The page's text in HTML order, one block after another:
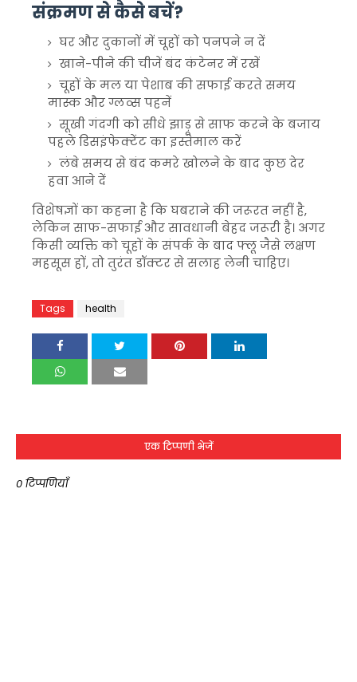
संक्रमण से कैसे बचें?
घर और दुकानों में चूहों को पनपने न दें
खाने-पीने की चीजें बंद कंटेनर में रखें
चूहों के मल या पेशाब की सफाई करते समय
मास्क और ग्लव्स पहनें
सूखी गंदगी को सीधे झाड़ू से साफ करने के बजाय
पहले डिसइंफेक्टेंट का इस्तेमाल करें
लंबे समय से बंद कमरे खोलने के बाद कुछ देर
हवा आने दें
विशेषज्ञों का कहना है कि घबराने की जरूरत नहीं है,
लेकिन साफ-सफाई और सावधानी बेहद जरूरी है। अगर
किसी व्यक्ति को चूहों के संपर्क के बाद फ्लू जैसे लक्षण
महसूस हों, तो तुरंत डॉक्टर से सलाह लेनी चाहिए।
Tags health
एक टिप्पणी भेजें
0 टिप्पणियाँ